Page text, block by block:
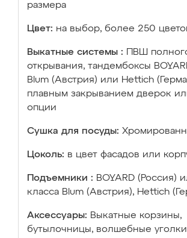
размера
Цвет: на выбор, более 250
Выкатные системы :
ПВШ
открывания, тандембоксы
Blum (Австрия) или Hettich
плавным закрыванием дверок
опции
Сушка для посуды:
Цоколь: в цвет фасадов или
Подъемники : BOYARD (Россия)
класса Blum (Австрия), Hettich
Аксессуары: Выкатные корзины,
бутылочницы, волшебные